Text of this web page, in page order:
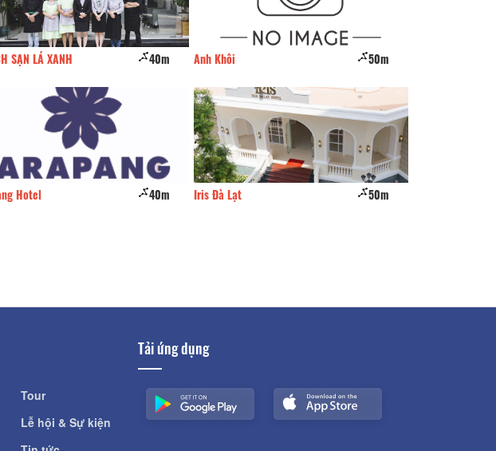
SẠN LÁ XANH 40m
Hotel 40m
Anh Khôi 50m
Iris Đà Lạt 50m
Tour
Lễ hội & Sự kiện
Tải ứng dụng